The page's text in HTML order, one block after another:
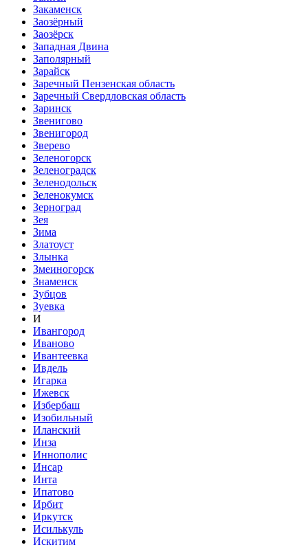
Закаменск
Заозёрный
Заозёрск
Западная Двина
Заполярный
Зарайск
Заречный Пензенская область
Заречный Свердловская область
Заринск
Звенигово
Звенигород
Зверево
Зеленогорск
Зеленоградск
Зеленодольск
Зеленокумск
Зерноград
Зея
Зима
Златоуст
Злынка
Змеиногорск
Знаменск
Зубцов
Зуевка
И
Ивангород
Иваново
Ивантеевка
Ивдель
Игарка
Ижевск
Избербаш
Изобильный
Иланский
Инза
Иннополис
Инсар
Инта
Ипатово
Ирбит
Иркутск
Исилькуль
Искитим